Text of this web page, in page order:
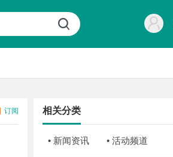
订阅 相关分类
• 新闻资讯 • 活动频道